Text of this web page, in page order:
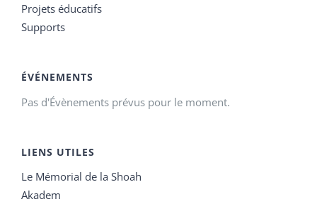
Projets éducatifs
Supports
ÉVÉNEMENTS
Pas d'Évènements prévus pour le moment.
LIENS UTILES
Le Mémorial de la Shoah
Akadem